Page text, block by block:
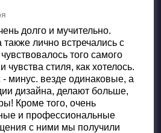
долго и мучительно.
лично встречались с
того самого
стиля, как хотелось.
минус. везде одинаковые, а
дизайна, делают больше,
Кроме того, очень
и профессиональные
с ними мы получили